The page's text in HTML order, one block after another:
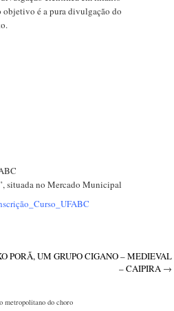
é a pura divulgação do
situada no Mercado Municipal
PORÃ, UM GRUPO CIGANO – MEDIEVAL
– CAIPIRA→
metropolitano do choro